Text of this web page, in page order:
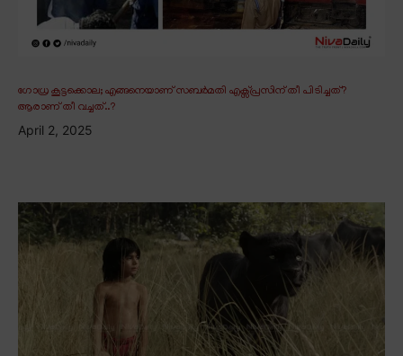
ഗോധ്ര കൂട്ടക്കൊല; എങ്ങനെയാണ് സബർമതി എക്സ്പ്രസിന് തീ പിടിച്ചത്?
ആരാണ് തീ വച്ചത്..?
April 2, 2025